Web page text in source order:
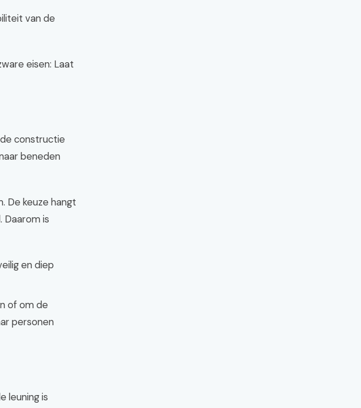
van de
eisen: Laat
constructie
beneden
De keuze hangt
Daarom is
en diep
of om de
personen
leuning is